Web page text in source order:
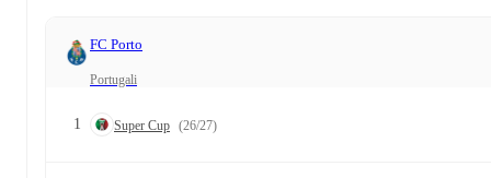
FC Porto
Portugali
1 Super Cup (26/27)